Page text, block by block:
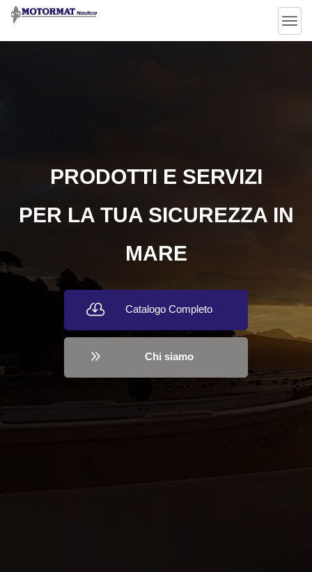
it
PRODOTTI E SERVIZI
PER LA TUA SICUREZZA IN
MARE
Catalogo Completo
Chi siamo